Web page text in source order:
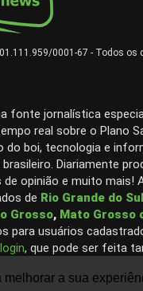
0001-67 - Todos os
fonte jornalística
real sobre o Plano
do boi, tecnologia e
Diariamente
opinião e muito mais!
de Rio Grande do Sul
Grosso, Mato Grosso
para usuários
login, que pode ser feita
a sua